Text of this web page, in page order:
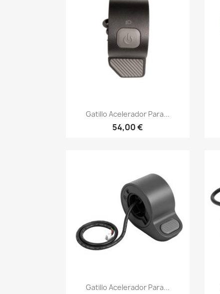
Vista rápida
Gatillo Acelerador Para...
54,00 €
Vista rápida
Gatillo Acelerador Para...